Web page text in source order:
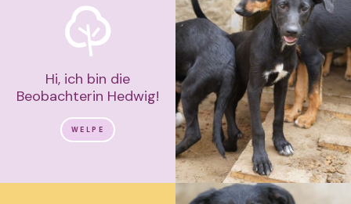
Hi, ich bin die
Beobachterin Hedwig!
WELPE